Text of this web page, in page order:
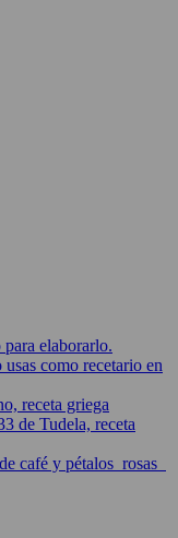
elaborarlo.
como recetario en
receta griega
de Tudela, receta
café y pétalos rosas